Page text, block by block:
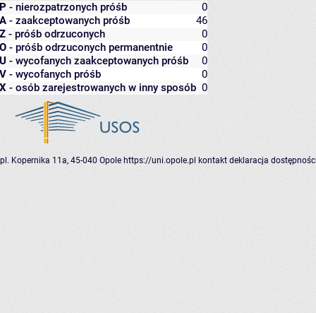
P - nierozpatrzonych próśb
0
A - zaakceptowanych próśb
46
Z - próśb odrzuconych
0
O - próśb odrzuconych permanentnie
0
U - wycofanych zaakceptowanych próśb
0
V - wycofanych próśb
0
X - osób zarejestrowanych w inny sposób 0
pl. Kopernika 11a, 45-040 Opole https://uni.opole.pl kontakt deklaracja